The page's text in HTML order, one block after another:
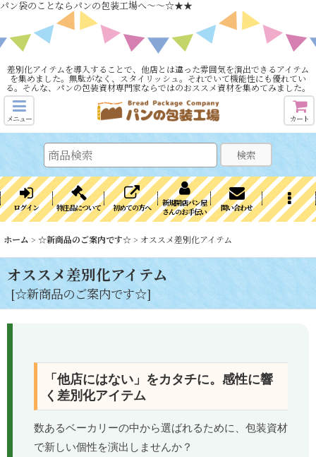
パン袋のことならパンの包装工場へ～～☆★★
差別化アイテムを導入することで、他店とは違った雰囲気を演出できるアイテム
を集めました。無駄がなく、スタイリッシュ。それでいて機能性にも優れてい
る。そんな、パンの包装資材専門家ならではのおススメ資材を集めてみました。
メニュー カート
検索
ログイン 特注品について 初めての方へ
新規開店パン屋
さんのお手伝い
問い合わせ
ホーム > ☆新商品のご案内です☆ > オススメ差別化アイテム
オススメ差別化アイテム
[☆新商品のご案内です☆]
「他店にはない」をカタチに。感性に響
く差別化アイテム
数あるベーカリーの中から選ばれるために、包装資材
で新しい個性を演出しませんか？